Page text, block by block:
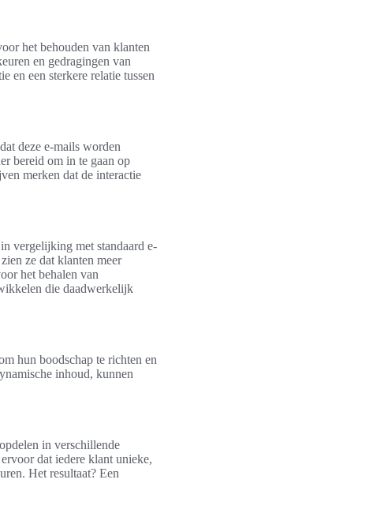
het behouden van klanten
en gedragingen van
een sterkere relatie tussen
deze e-mails worden
bereid om in te gaan op
merken dat de interactie
vergelijking met standaard e-
ze dat klanten meer
het behalen van
die daadwerkelijk
hun boodschap te richten en
inhoud, kunnen
in verschillende
dat iedere klant unieke,
Het resultaat? Een